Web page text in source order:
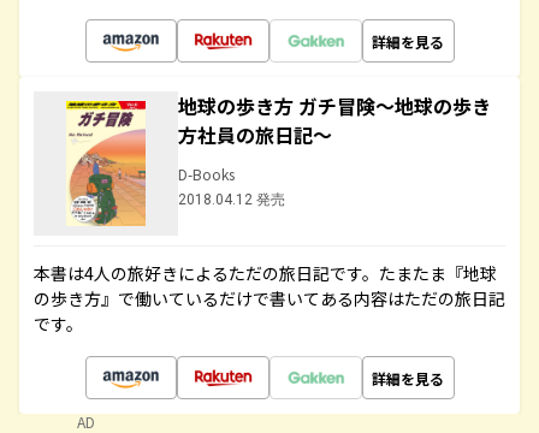
詳細を見る
地球の歩き方 ガチ冒険～地球の歩き
方社員の旅日記～
D-Books
2018.04.12 発売
本書は4人の旅好きによるただの旅日記です。たまたま『地球
の歩き方』で働いているだけで書いてある内容はただの旅日記
です。
詳細を見る
AD